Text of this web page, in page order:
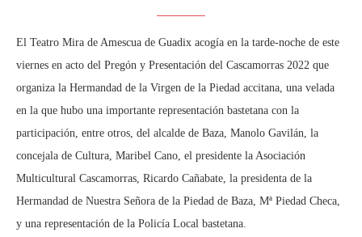
El Teatro Mira de Amescua de Guadix acogía en la tarde-noche de este
viernes en acto del Pregón y Presentación del Cascamorras 2022 que
organiza la Hermandad de la Virgen de la Piedad accitana, una velada
en la que hubo una importante representación bastetana con la
participación, entre otros, del alcalde de Baza, Manolo Gavilán, la
concejala de Cultura, Maribel Cano, el presidente la Asociación
Multicultural Cascamorras, Ricardo Cañabate, la presidenta de la
Hermandad de Nuestra Señora de la Piedad de Baza, Mª Piedad Checa,
y una representación de la Policía Local bastetana.